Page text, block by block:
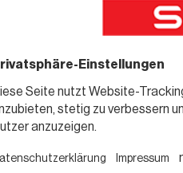
Meat